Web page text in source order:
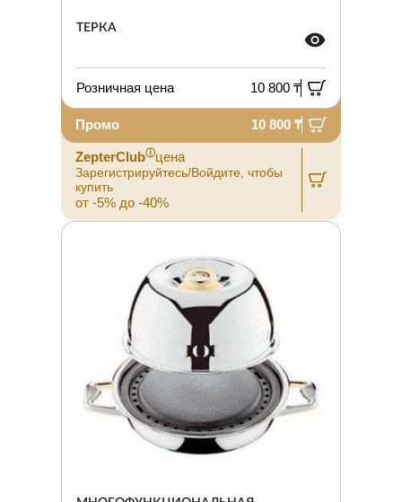
ТЕРКА
Розничная цена 10 800 ₸
Промо 10 800 ₸
ZepterClubⓘцена
Зарегистрируйтесь/Войдите, чтобы
купить
от -5% до -40%